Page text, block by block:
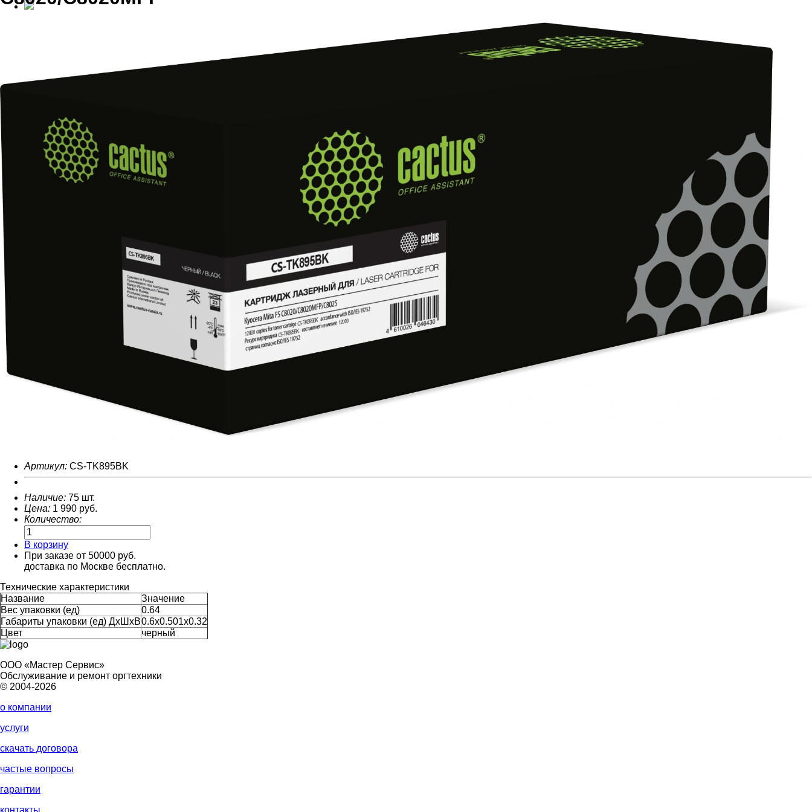
Компания G&G объявляет о начале развития собственной
сети сервисных центров на территории России
«Устройства печати» G&G стал московский сервисный центр «Мастер-
Сервис» (ООО «Мастер-Сервис»)
>24
лет на рынке обслуживания оргтехники и поставок расходных материалов
>15
сертифицированных специалистов по ремонту и поддержке устройств печати
>5000
наименований расходных материалов, запчастей и более 16 000 товаров под заказ
Артикул: CS-TK895BK
Наличие: 75 шт.
Цена: 1 990 руб.
Количество:
В корзину
При заказе от 50000 руб.
доставка по Москве бесплатно.
Технические характеристики
Название
Значение
Вес упаковки (ед)
0.64
Габариты упаковки (ед) ДхШхВ0.6x0.501x0.32
Цвет
черный
ООО «Мастер Сервис»
Обслуживание и ремонт оргтехники
© 2004-2026
о компании
услуги
скачать договора
частые вопросы
гарантии